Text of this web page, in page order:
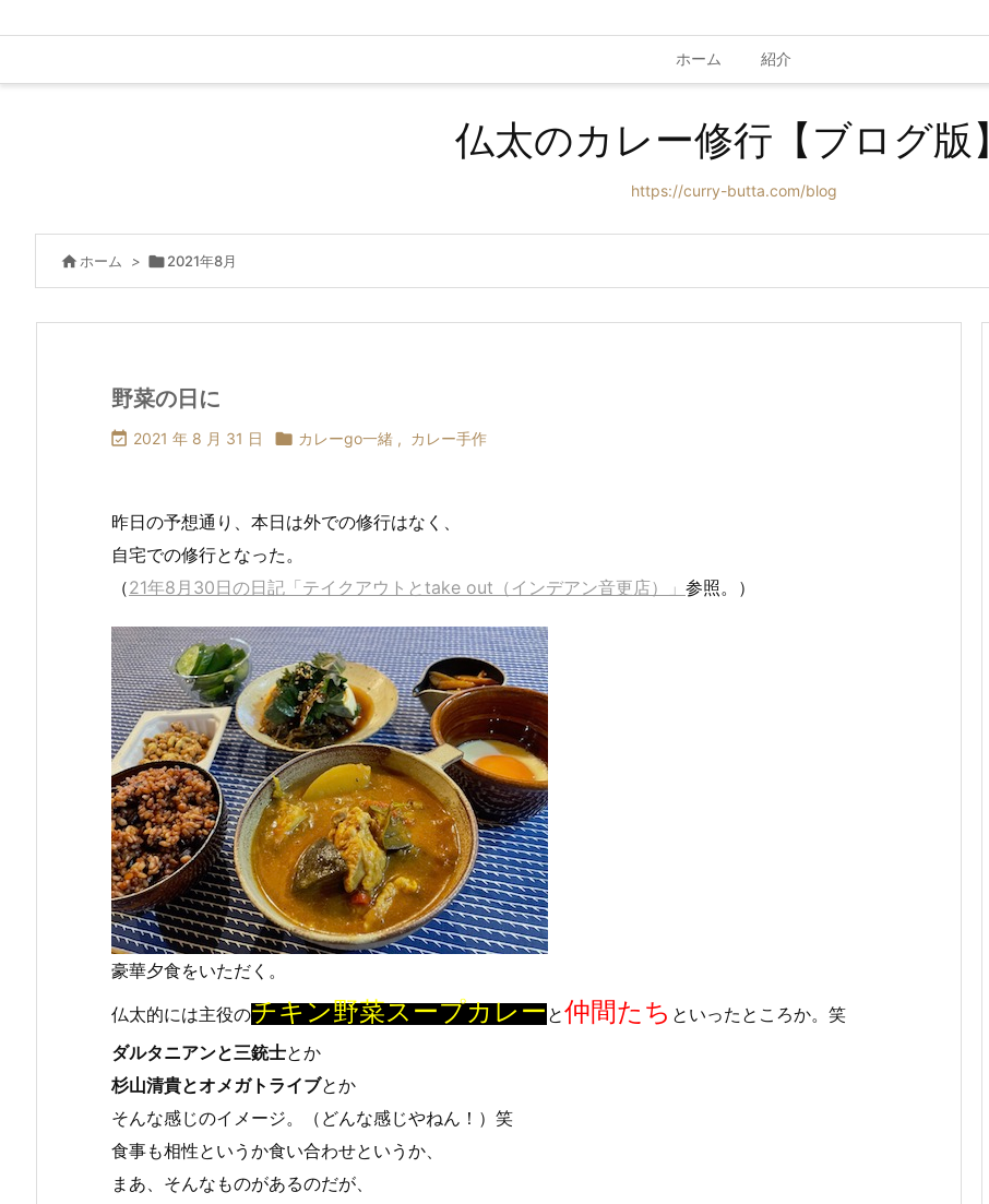
ホーム 紹介
仏太のカレー修行【ブログ版】
https://curry-butta.com/blog
 ホーム > 2021年8月
野菜の日に
 2021 年 8 月 31 日  カレーgo一緒 , カレー手作
昨日の予想通り、本日は外での修行はなく、
自宅での修行となった。
（21年8月30日の日記「テイクアウトとtake out（インデアン音更店）」 参照。）
豪華夕食をいただく。
仏太的には主役のチキン野菜スープカレーと仲間たち といったところか。笑
ダルタニアンと三銃士とか
杉山清貴とオメガトライブとか
そんな感じのイメージ。（どんな感じやねん！）笑
食事も相性というか食い合わせというか、
まあ、そんなものがあるのだが、